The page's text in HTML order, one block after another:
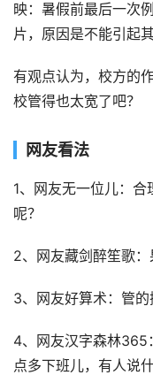
映：暑假前最后一次
片，原因是不能引起
有观点认为，校方的
校管得也太宽了吧？
网友看法
1、网友无一位儿：
呢？
2、网友藏剑醉笙歌：
3、网友好算术：管的
4、网友汉字森林365
点多下班儿，有人说